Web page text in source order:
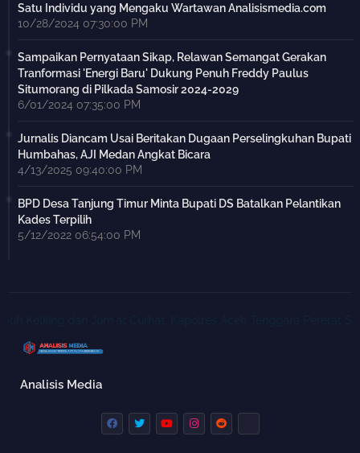
Satu Individu yang Mengaku Wartawan Analisismedia.com
10/28/2024 07:30:00 PM
Sampaikan Pernyataan Sikap, Relawan Semangat Gerakan
Tranformasi 'Energi Baru' Dukung Penuh Freddy Paulus
Situmorang di Pilkada Samosir 2024-2029
6/01/2024 07:35:00 PM
Jurnalis Diancam Usai Beritakan Dugaan Perselingkuhan Bupati
Humbahas, AJI Medan Angkat Bicara
4/13/2025 09:40:00 PM
BPD Desa Tanjung Timur Minta Bupati DS Batalkan Pelantikan
Kades Terpilih
5/12/2022 06:54:00 PM
Analisis Media